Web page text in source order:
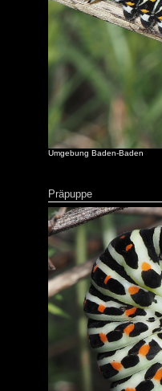
Umgebung Baden-Baden
Präpuppe